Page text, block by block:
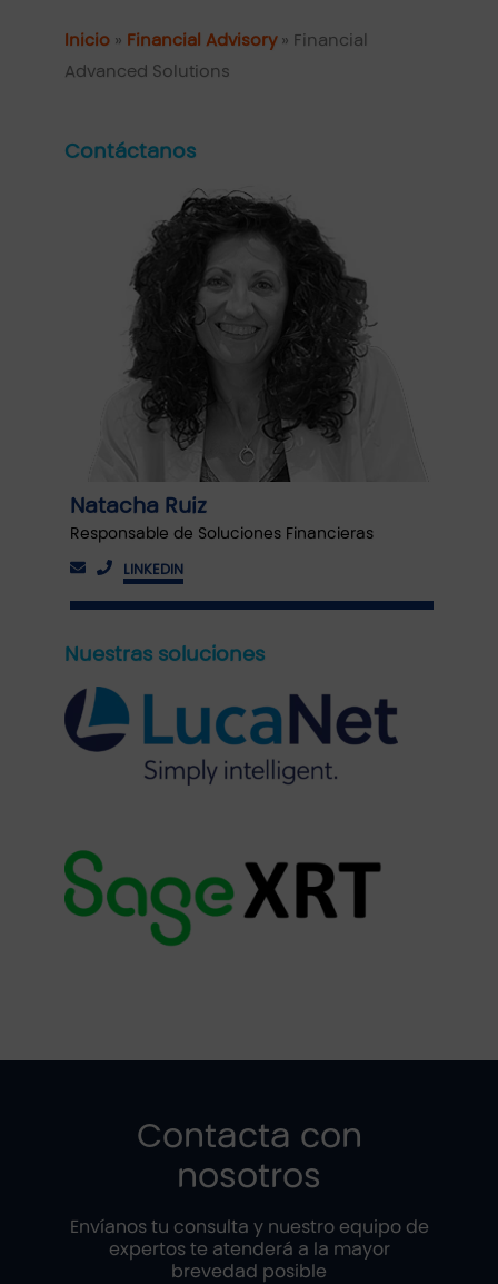
Inicio » Financial Advisory» Financial
Advanced Solutions
Contáctanos
Natacha Ruiz
Responsable de Soluciones Financieras
LINKEDIN
Nuestras soluciones
Contacta con
nosotros
Envíanos tu consulta y nuestro equipo de
expertos te atenderá a la mayor
brevedad posible